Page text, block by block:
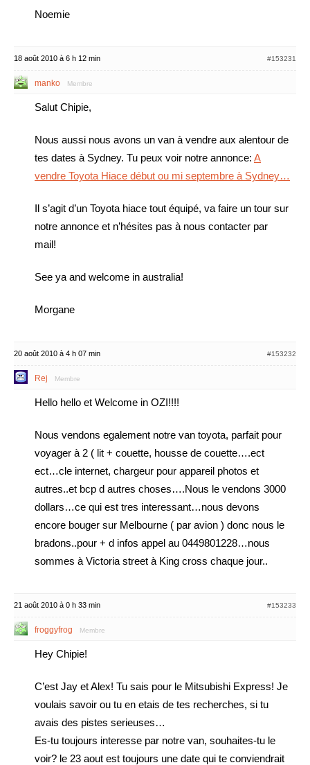
Noemie
18 août 2010 à 6 h 12 min #153231
manko Membre
Salut Chipie,
Nous aussi nous avons un van à vendre aux alentour de
tes dates à Sydney. Tu peux voir notre annonce: A
vendre Toyota Hiace début ou mi septembre à Sydney…
Il s’agit d’un Toyota hiace tout équipé, va faire un tour sur
notre annonce et n’hésites pas à nous contacter par
mail!
See ya and welcome in australia!
Morgane
20 août 2010 à 4 h 07 min #153232
Rej Membre
Hello hello et Welcome in OZI!!!!
Nous vendons egalement notre van toyota, parfait pour
voyager à 2 ( lit + couette, housse de couette….ect
ect…cle internet, chargeur pour appareil photos et
autres..et bcp d autres choses….Nous le vendons 3000
dollars…ce qui est tres interessant…nous devons
encore bouger sur Melbourne ( par avion ) donc nous le
bradons..pour + d infos appel au 0449801228…nous
sommes à Victoria street à King cross chaque jour..
21 août 2010 à 0 h 33 min #153233
froggyfrog Membre
Hey Chipie!
C’est Jay et Alex! Tu sais pour le Mitsubishi Express! Je
voulais savoir ou tu en etais de tes recherches, si tu
avais des pistes serieuses…
Es-tu toujours interesse par notre van, souhaites-tu le
voir? le 23 aout est toujours une date qui te conviendrait